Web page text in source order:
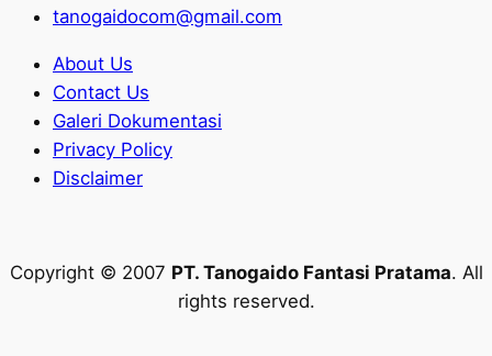
tanogaidocom@gmail.com
About Us
Contact Us
Galeri Dokumentasi
Privacy Policy
Disclaimer
Copyright © 2007 PT. Tanogaido Fantasi Pratama. All
rights reserved.